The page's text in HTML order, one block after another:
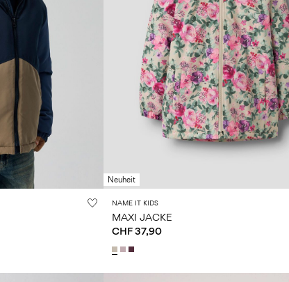
Neuheit
NAME IT KIDS
MAXI JACKE
CHF 37,90